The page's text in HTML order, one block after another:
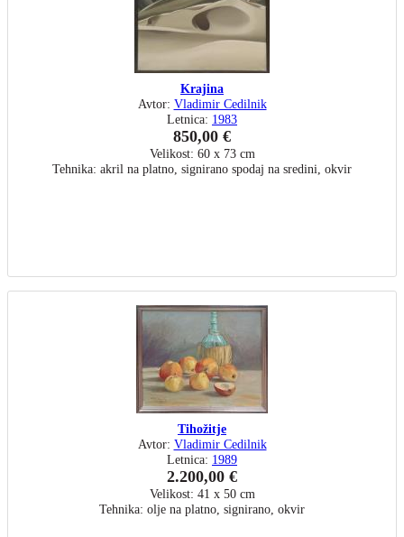
Krajina
Avtor: Vladimir Cedilnik
Letnica: 1983
850,00 €
Velikost: 60 x 73 cm
Tehnika: akril na platno, signirano spodaj na sredini, okvir
Tihožitje
Avtor: Vladimir Cedilnik
Letnica: 1989
2.200,00 €
Velikost: 41 x 50 cm
Tehnika: olje na platno, signirano, okvir